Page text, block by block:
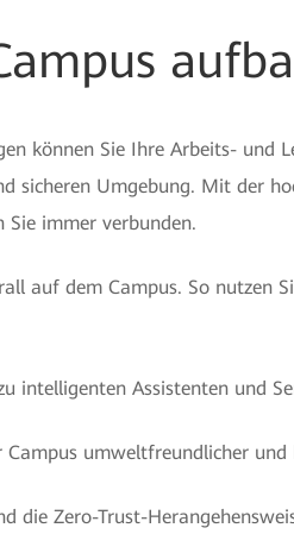
können Sie Ihre Arbeits- und
sicheren Umgebung. Mit der
Sie immer verbunden.
auf dem Campus. So nutzen
intelligenten Assistenten und
Campus umweltfreundlicher
die Zero-Trust-